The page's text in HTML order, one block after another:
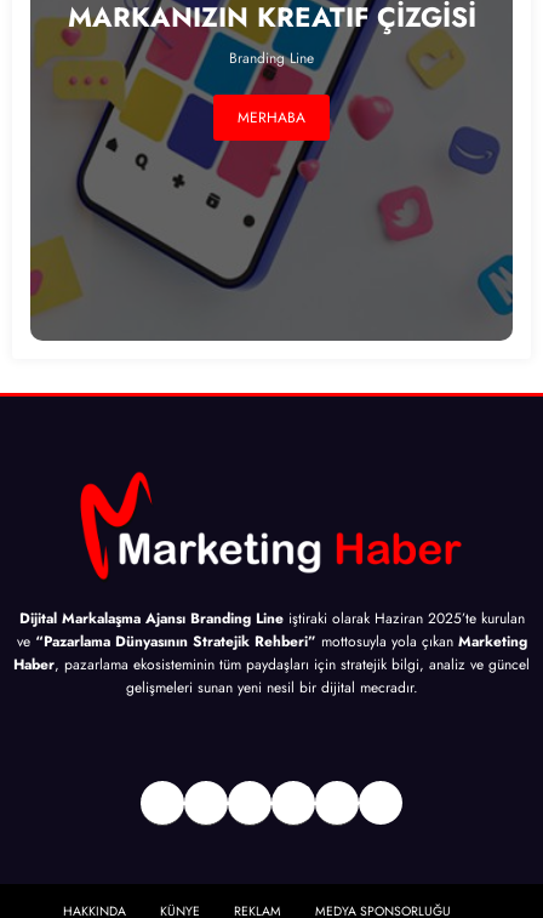
MARKANIZIN KREATIF ÇİZGİSİ
Branding Line
MERHABA
Dijital Markalaşma Ajansı Branding Lineiştiraki olarak Haziran 2025’te kurulan
ve “Pazarlama Dünyasının Stratejik Rehberi” mottosuyla yola çıkan Marketing
Haber, pazarlama ekosisteminin tüm paydaşları için stratejik bilgi, analiz ve güncel
gelişmeleri sunan yeni nesil bir dijital mecradır.
Facebook
Twitter
Instagram
LinkedIn
Bağlantı
YouTube
HAKKINDA KÜNYE REKLAM MEDYA SPONSORLUĞU